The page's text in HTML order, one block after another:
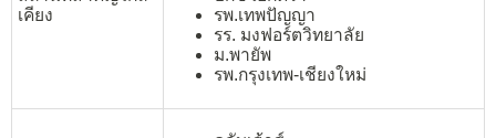
เคียง
รพ.เทพปัญญา
รร. มงฟอร์ตวิทยาลัย
ม.พายัพ
รพ.กรุงเทพ-เชียงใหม่